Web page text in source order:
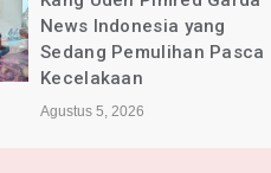
dan Pimred Garda News
Indonesia Alami Luka
Agustus 4, 2026